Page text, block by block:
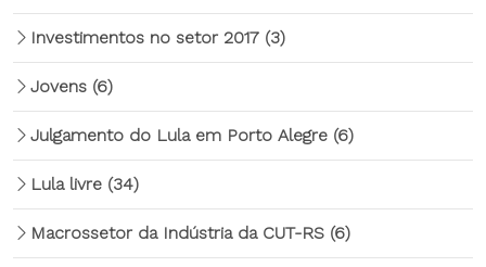
Investimentos no setor 2017 (3)
Jovens (6)
Julgamento do Lula em Porto Alegre (6)
Lula livre (34)
Macrossetor da Indústria da CUT-RS (6)